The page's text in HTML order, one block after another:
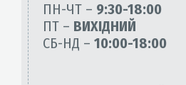
ПН-ЧТ – 9:30-18:00
ПТ – ВИХІДНИЙ
СБ-НД – 10:00-18:00